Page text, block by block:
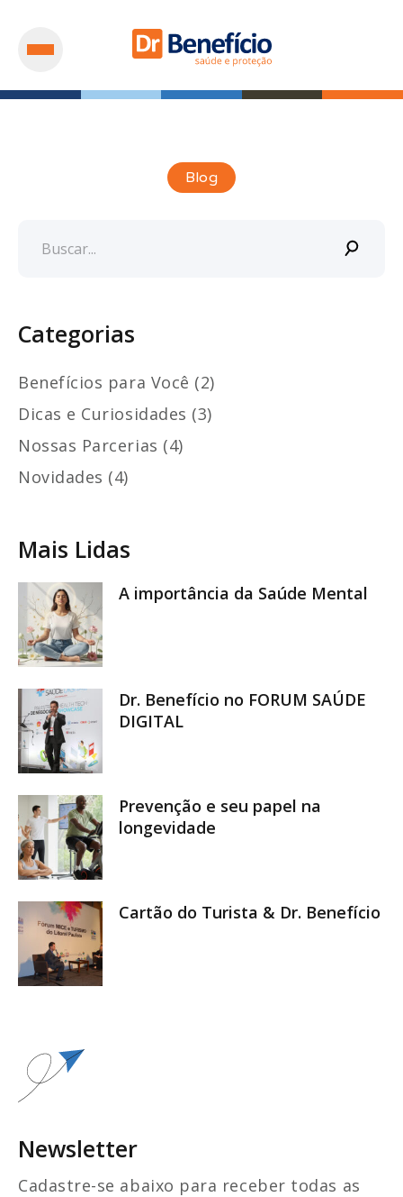
Blog
Categorias
Benefícios para Você (2)
Dicas e Curiosidades (3)
Nossas Parcerias (4)
Novidades (4)
Mais Lidas
A importância da Saúde Mental
Dr. Benefício no FORUM SAÚDE
DIGITAL
Prevenção e seu papel na
longevidade
Cartão do Turista & Dr. Benefício
Newsletter
Cadastre-se abaixo para receber todas as